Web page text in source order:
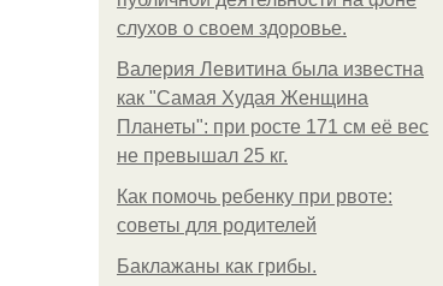
слухов о своем здоровье.
Валерия Левитина была известна
как "Самая Худая Женщина
Планеты": при росте 171 см её вес
не превышал 25 кг.
Как помочь ребенку при рвоте:
советы для родителей
Баклажаны как грибы.